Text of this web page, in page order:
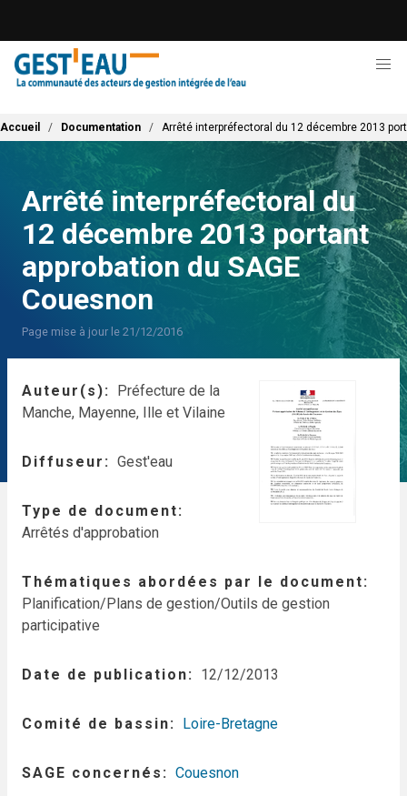
contenu
principal
Fil d'Ariane
Accueil Documentation Arrêté interpréfectoral du 12 décembre 2013
Arrêté interpréfectoral du
12 décembre 2013 portant
approbation du SAGE
Couesnon
Page mise à jour le 21/12/2016
Auteur(s)
Préfecture de la
Manche, Mayenne, Ille et Vilaine
Diffuseur Gest'eau
Type de document
Arrêtés d'approbation
Thématiques abordées par le document
Planification/Plans de gestion/Outils de gestion
participative
Date de publication 12/12/2013
Comité de bassin Loire-Bretagne
SAGE concernés Couesnon